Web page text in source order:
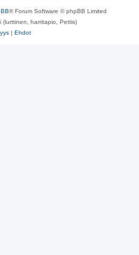
® Forum Software © phpBB Limited
harritapio, Pettis)
| Ehdot